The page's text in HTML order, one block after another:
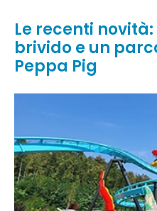
Le recenti
brivido e un
Peppa Pig